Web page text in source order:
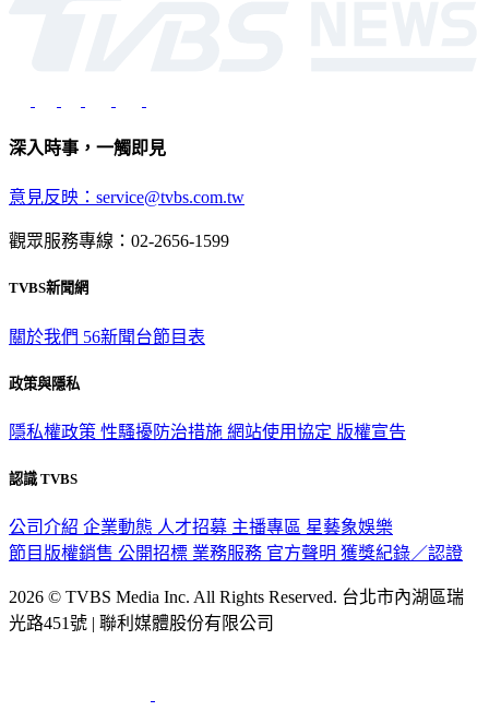
深入時事，一觸即見
意見反映：service@tvbs.com.tw
觀眾服務專線：02-2656-1599
TVBS新聞網
關於我們 56新聞台節目表
政策與隱私
隱私權政策 性騷擾防治措施 網站使用協定 版權宣告
認識 TVBS
公司介紹 企業動態 人才招募 主播專區 星藝象娛樂
節目版權銷售 公開招標 業務服務 官方聲明 獲獎紀錄／認證
2026 © TVBS Media Inc. All Rights Reserved. 台北市內湖區瑞
光路451號 | 聯利媒體股份有限公司